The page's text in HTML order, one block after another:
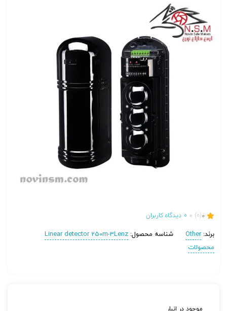
0
(0)
0 دیدگاه کاربران
برند:Other شناسه محصول: Linear detector 250m-3Lenz
محصولات
موجود در انبار